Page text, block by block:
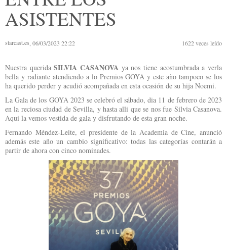
ASISTENTES
starcast.es , 06/03/2023 22:22 1622veces leído
Nuestra queridaSILVIA CASANOVA ya nos tiene acostumbrada a verla
bella y radiante atendiendo a lo Premios GOYA y este año tampoco se los
ha querido perder y acudió acompañada en esta ocasión de su hija Noemi.
La Gala de los GOYA 2023 se celebró el sábado, dia 11 de febrero de 2023
en la reciosa ciudad de Sevilla, y hasta alli que se nos fue Silvia Casanova.
Aqui la vemos vestida de gala y disfrutando de esta gran noche.
Fernando Méndez-Leite, el presidente de la Academia de Cine, anunció
además este año un cambio significativo: todas las categorías contarán a
partir de ahora con cinco nominades.